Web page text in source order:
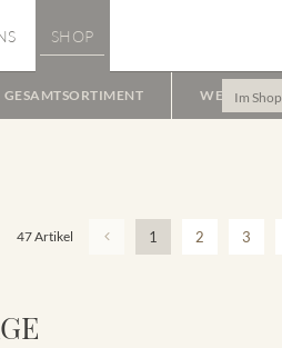
SHOP
GESAMTSORTIMENT WEINPAKET
47 Artikel 1 2 3